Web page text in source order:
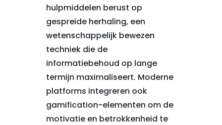
hulpmiddelen berust op
gespreide herhaling, een
wetenschappelijk bewezen
techniek die de
informatiebehoud op lange
termijn maximaliseert. Moderne
platforms integreren ook
gamification-elementen om de
motivatie en betrokkenheid te